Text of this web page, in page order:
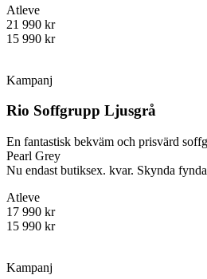
Atleve
21 990 kr
15 990 kr
Kampanj
Rio Soffgrupp Ljusgrå
En fantastisk bekväm och prisvärd
Pearl Grey
Nu endast butiksex. kvar. Skynda
Atleve
17 990 kr
15 990 kr
Kampanj